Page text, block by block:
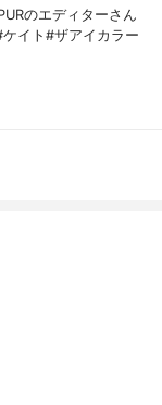
のエディターさん
イト#ザアイカラー